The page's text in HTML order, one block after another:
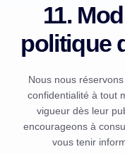
11.
politique
Nous nous
confidentialité à tout
vigueur dès leur
encourageons à
vous tenir